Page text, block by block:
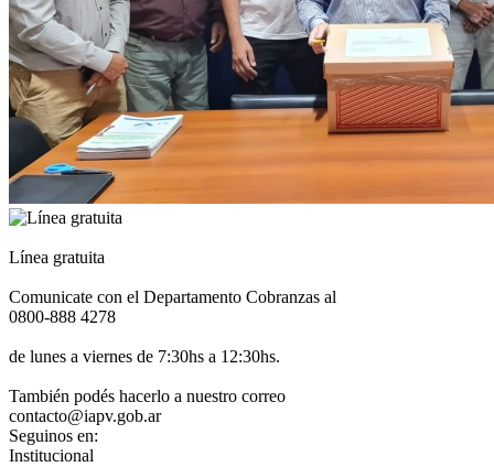
Línea gratuita
Comunicate con el Departamento Cobranzas al
0800-888 4278
de lunes a viernes de 7:30hs a 12:30hs.
También podés hacerlo a nuestro correo
contacto@iapv.gob.ar
Seguinos en:
Institucional